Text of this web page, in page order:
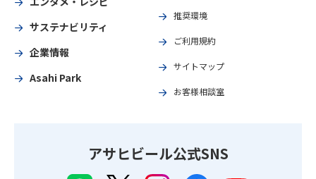
サステナビリティ
企業情報
Asahi Park
推奨環境
ご利用規約
サイトマップ
お客様相談室
アサヒビール公式SNS